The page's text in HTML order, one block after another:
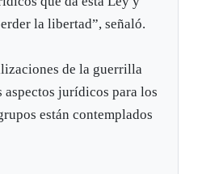
la libertad”, señaló.
de la guerrilla
aspectos jurídicos para los
están contemplados